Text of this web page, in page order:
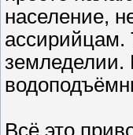
население,
ассирийцам.
земледелии.
Всё это